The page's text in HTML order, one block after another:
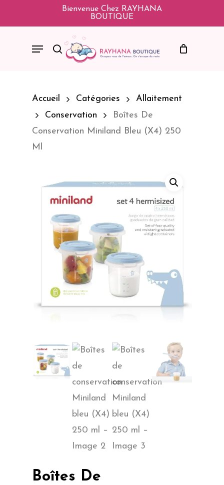
Bienvenue Chez RAYHANA
BOUTIQUE
Search
Menu
Accueil Catégories
Allaitement
Conservation
Boîtes De
Conservation Miniland Bleu (X4) 250
Ml
Boîtes De